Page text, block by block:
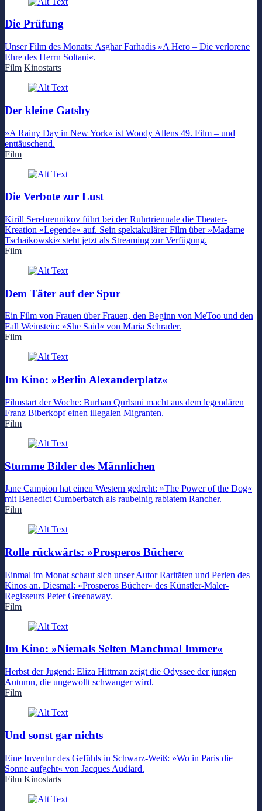
Die Prüfung
Unser Film des Monats: Asghar Farhadis »A Hero – Die verlorene
Ehre des Herrn Soltani«.
Film Kinostarts
Der kleine Gatsby
»A Rainy Day in New York« ist Woody Allens 49. Film – und
enttäuschend.
Film
Die Verbote zur Lust
Kirill Serebrennikov führt bei der Ruhrtriennale die Theater-
Kreation »Legende« auf. Sein spektakulärer Film über »Madame
Tschaikowski« steht jetzt als Streaming zur Verfügung.
Film
Dem Täter auf der Spur
Ein Film von Frauen über Frauen, den Beginn von MeToo und den
Fall Weinstein: »She Said« von Maria Schrader.
Film
Im Kino: »Berlin Alexanderplatz«
Filmstart der Woche: Burhan Qurbani macht aus dem legendären
Franz Biberkopf einen illegalen Migranten.
Film
Stumme Bilder des Männlichen
Jane Campion hat einen Western gedreht: »The Power of the Dog«
mit Benedict Cumberbatch als raubeinig rabiatem Rancher.
Film
Rolle rückwärts: »Prosperos Bücher«
Einmal im Monat schaut sich unser Autor Raritäten und Perlen des
Kinos an. Diesmal: »Prosperos Bücher« des Künstler-Maler-
Regisseurs Peter Greenaway.
Film
Im Kino: »Niemals Selten Manchmal Immer«
Herbst der Jugend: Eliza Hittman zeigt die Odyssee der jungen
Autumn, die ungewollt schwanger wird.
Film
Und sonst gar nichts
Eine Inventur des Gefühls in Schwarz-Weiß: »Wo in Paris die
Sonne aufgeht« von Jacques Audiard.
Film Kinostarts